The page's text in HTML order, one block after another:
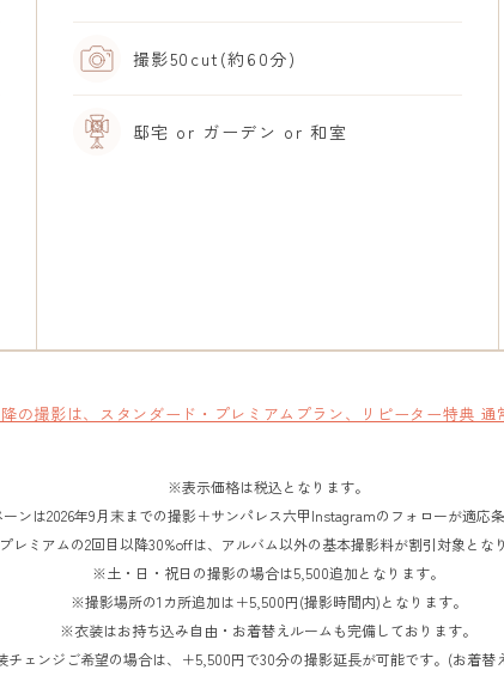
撮影50cut(約60分)
邸宅 or ガーデン or 和室
の撮影は、スタンダード・プレミアムプラン、リピーター特典 通
※表示価格は税込となります。
ンは2026年9月末までの撮影＋サンパレス六甲Instagramのフォローが適応条
レミアムの2回目以降30%offは、アルバム以外の基本撮影料が割引対象とな
※土・日・祝日の撮影の場合は5,500追加となります。
※撮影場所の1カ所追加は＋5,500円(撮影時間内)となります。
※衣装はお持ち込み自由・お着替えルームも完備しております。
ェンジご希望の場合は、＋5,500円で30分の撮影延長が可能です。(お着替